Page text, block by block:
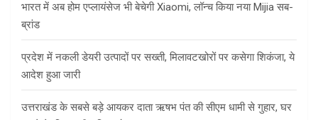
भारत में अब होम एप्लायंसेज भी बेचेगी Xiaomi, लॉन्च किया नया Mijia सब-
ब्रांड
प्रदेश में नकली डेयरी उत्पादों पर सख्ती, मिलावटखोरों पर कसेगा शिकंजा, ये
आदेश हुआ जारी
उत्तराखंड के सबसे बड़े आयकर दाता ऋषभ पंत की सीएम धामी से गुहार, घर